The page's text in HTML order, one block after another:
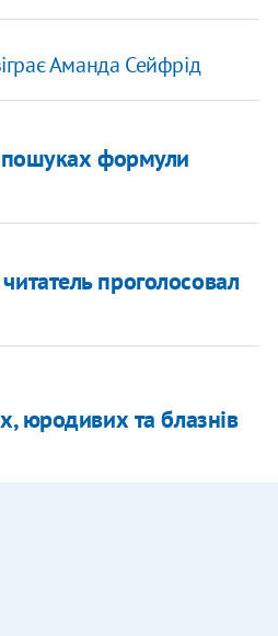
Аманда Сейфрід
формули
проголосовал
юродивих та блазнів